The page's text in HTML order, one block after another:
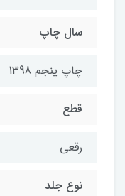
سال چاپ
چاپ پنجم 1398
قطع
رقعي
نوع جلد